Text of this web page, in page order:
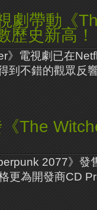
劇帶動《
歷史新高！
》電視劇已在
到不錯的觀眾反
The
2077》發
更為開發商CD